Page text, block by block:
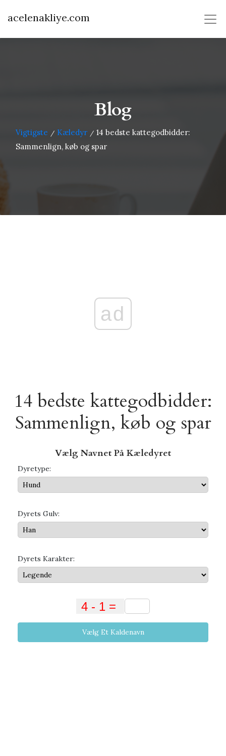
acelenakliye.com
Blog
Vigtigste / Kæledyr / 14 bedste kattegodbidder:
Sammenlign, køb og spar
ad
14 bedste kattegodbidder:
Sammenlign, køb og spar
Vælg Navnet På Kæledyret
Dyretype:
Dyrets Gulv:
Dyrets Karakter:
Vælg Et Kaldenavn